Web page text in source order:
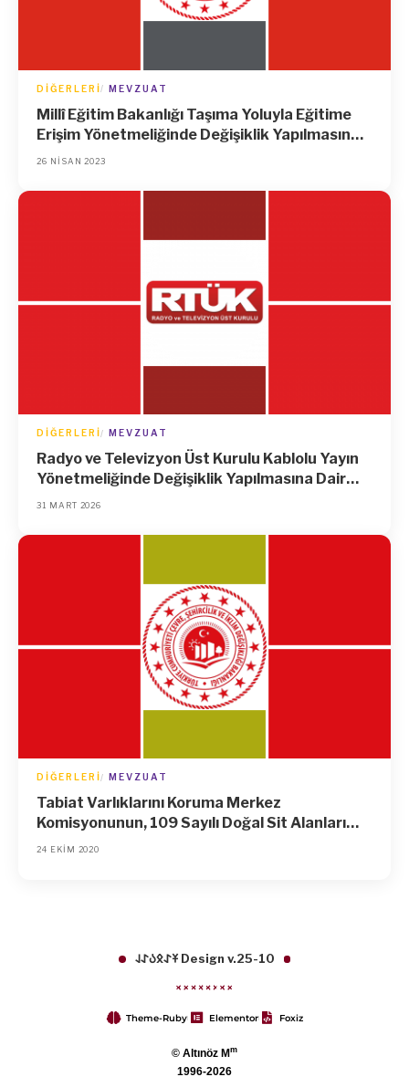
DIĞERLERI MEVZUAT
Millî Eğitim Bakanlığı Taşıma Yoluyla Eğitime
Erişim Yönetmeliğinde Değişiklik Yapılmasına
Dair Yönetmelik
26 NISAN 2023
DIĞERLERI MEVZUAT
Radyo ve Televizyon Üst Kurulu Kablolu Yayın
Yönetmeliğinde Değişiklik Yapılmasına Dair
Yönetmelik
31 MART 2026
DIĞERLERI MEVZUAT
Tabiat Varlıklarını Koruma Merkez
Komisyonunun, 109 Sayılı Doğal Sit Alanları
Koruma ve Kullanma Koşulları İlke Kararında
24 EKIM 2020
𐱁𐰀𐰋𐰉𐰀𐰞 Design v.25-10
Theme-Ruby Elementor Foxiz
© Altınöz Mm
1996-2026